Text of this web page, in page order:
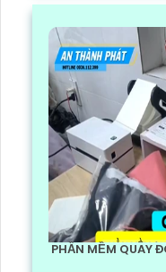
PHẦN MỀM QUAY